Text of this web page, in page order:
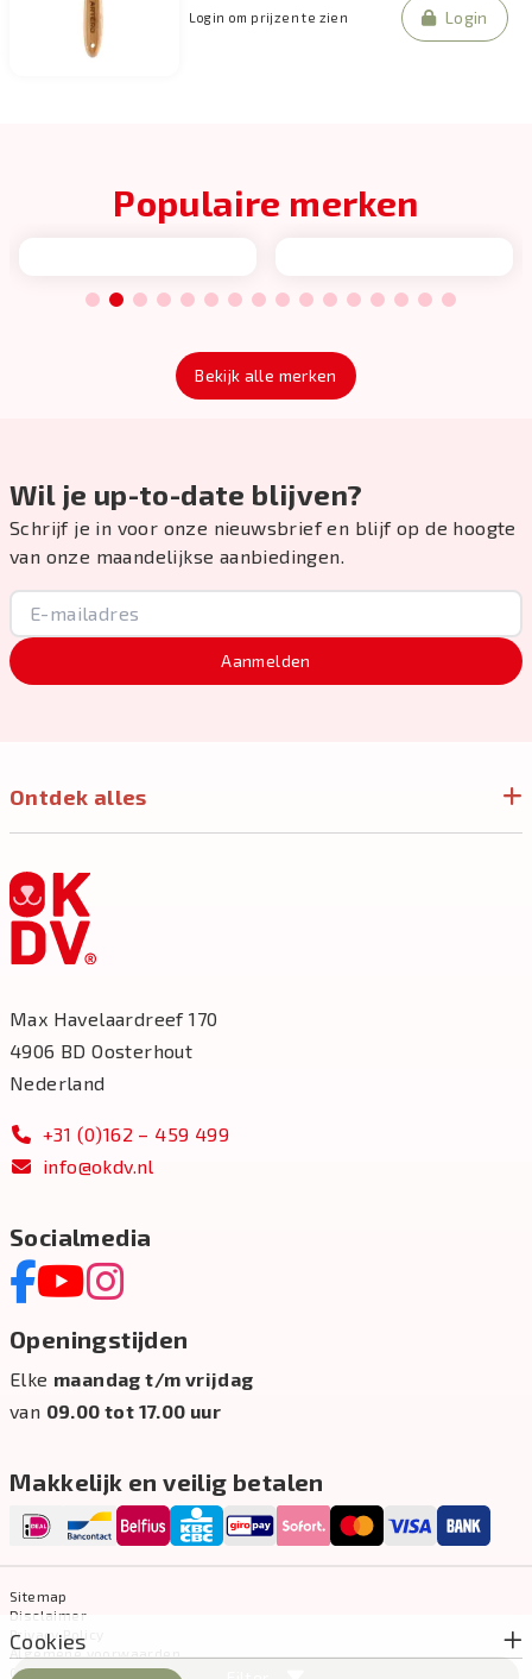
Login om prijzen te zien Login
Populaire merken
1 2 3 4 5 6 7 8 9 10 11 12 13 14 15 16
Bekijk alle merken
Wil je up-to-date blijven?
Schrijf je in voor onze nieuwsbrief en blijf op de hoogte
van onze maandelijkse aanbiedingen.
Aanmelden
Ontdek alles
Max Havelaardreef 170
4906 BD Oosterhout
Nederland
+31 (0)162 – 459 499
info@okdv.nl
Socialmedia
Openingstijden
Elke maandag t/m vrijdag
van 09.00 tot 17.00 uur
Makkelijk en veilig betalen
Sitemap
Disclaimer
Privacy Policy
Algemene voorwaarden
Cookie-instellingen
Cookies